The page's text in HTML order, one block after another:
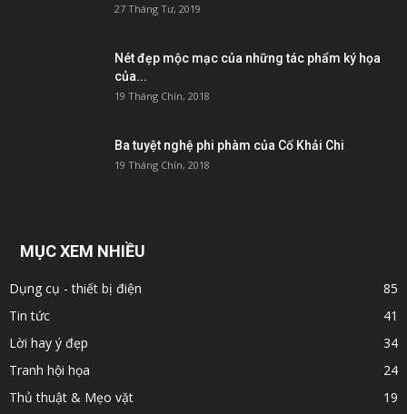
27 Tháng Tư, 2019
Nét đẹp mộc mạc của những tác phẩm ký họa
của...
19 Tháng Chín, 2018
Ba tuyệt nghệ phi phàm của Cố Khải Chi
19 Tháng Chín, 2018
MỤC XEM NHIỀU
Dụng cụ - thiết bị điện
85
Tin tức
41
Lời hay ý đẹp
34
Tranh hội họa
24
Thủ thuật & Mẹo vặt
19